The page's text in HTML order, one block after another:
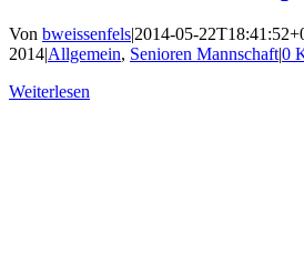
Von bweissenfels|2014-05-
2014|Allgemein, Senioren Mannschaft|0
Weiterlesen